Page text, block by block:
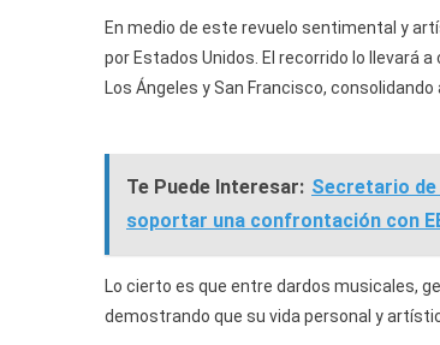
En medio de este revuelo sentimental y
por Estados Unidos. El recorrido lo llevará
Los Ángeles y San Francisco,
Te Puede Interesar: Secretario de
soportar una confrontación con
Lo cierto es que entre dardos musicales,
demostrando que su vida personal y